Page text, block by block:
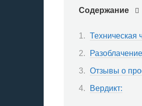
Содержание
Техническая
Отзывы о
Вердикт: